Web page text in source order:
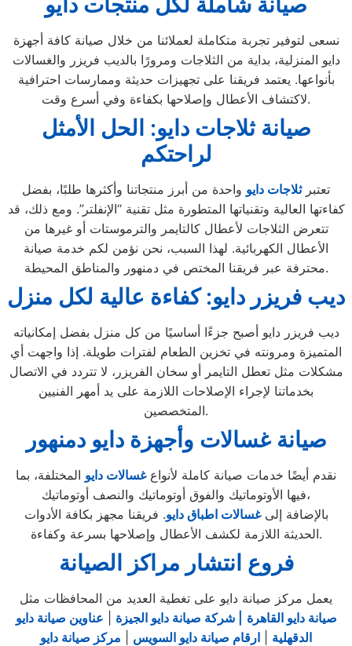
نسعى لتوفير تجربة متكاملة لعملائنا من خلال صيانة كافة أجهزة
دايو المنزلية، بداية من الثلاجات ومرورًا بالديب فريزر والغسالات
بأنواعها. يعتمد فريقنا على تجهيزات حديثة وممارسات احترافية
لاكتشاف الأعطال وإصلاحها بكفاءة وفي أسرع وقت.
صيانة ثلاجات دايو: الحل الأمثل
لراحتكم
تعتبرثلاجات دايو واحدة من أبرز منتجاتنا وأكثرها طلبًا، بفضل
كفاءتها العالية وتقنياتها المتطورة مثل تقنية “الإنفلتر”. ومع ذلك، قد
تتعرض الثلاجات لأعطال كالتايمر والترموستات أو غيرها من
الأعطال الكهربائية. لهذا السبب، نحن نؤمن لكم خدمة صيانة
محترفة عبر فريقنا المختص في دمنهور والمناطق المحيطة.
ديب فريزر دايو: كفاءة عالية لكل منزل
ديب فريزر دايو أصبح جزءًا أساسيًا من كل منزل بفضل إمكانياته
المتميزة ومرونته في تخزين الطعام لفترات طويلة. إذا واجهت أي
مشكلات مثل تعطل التايمر أو سخان الفريزر، لا تتردد في الاتصال
بخدماتنا لإجراء الإصلاحات اللازمة على يد أمهر الفنيين
المتخصصين.
صيانة غسالات وأجهزة دايو دمنهور
نقدم أيضًا خدمات صيانة كاملة لأنواعغسالات دايو المختلفة، بما
فيها الأوتوماتيك والفوق أوتوماتيك والنصف أوتوماتيك،
بالإضافة إلىغسالات اطباق دايو. فريقنا مجهز بكافة الأدوات
الحديثة اللازمة لكشف الأعطال وإصلاحها بسرعة وكفاءة.
فروع انتشار مراكز الصيانة
يعمل مركز صيانة دايو على تغطية العديد من المحافظات مثل
صيانة دايو القاهرة
| شركة صيانة دايو الجيزة
عناوين صيانة دايو
الدقهلية
ارقام صيانة دايو السويس
مركز صيانة دايو